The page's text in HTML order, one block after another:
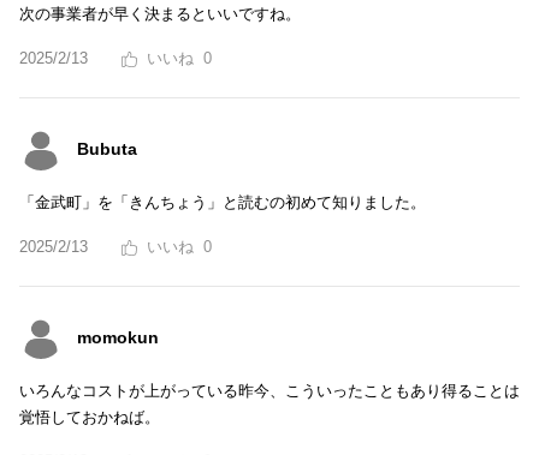
次の事業者が早く決まるといいですね。
2025/2/13 0
Bubuta
「金武町」を「きんちょう」と読むの初めて知りました。
2025/2/13 0
momokun
いろんなコストが上がっている昨今、こういったこともあり得ることは
覚悟しておかねば。